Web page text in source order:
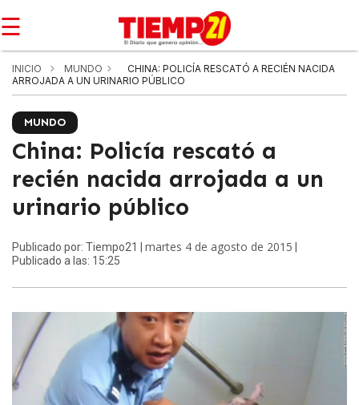
☰
INICIO MUNDO
CHINA: POLICÍA RESCATÓ A RECIÉN NACIDA
ARROJADA A UN URINARIO PÚBLICO
MUNDO
China: Policía rescató a
recién nacida arrojada a un
urinario público
Publicado por: Tiempo21 | martes 4 de agosto de 2015
Publicado a las: 15:25